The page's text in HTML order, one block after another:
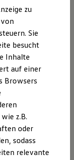
sind
gegen
für eine
und Ausstattungen.
beziehen
nicht Bestandteil
Reifenformat
wiez. B.
und neben
dem
den
zu
Sie
besucht
Inhalte
auf einer
Browsers
z.B.
oder
sodass
relevante